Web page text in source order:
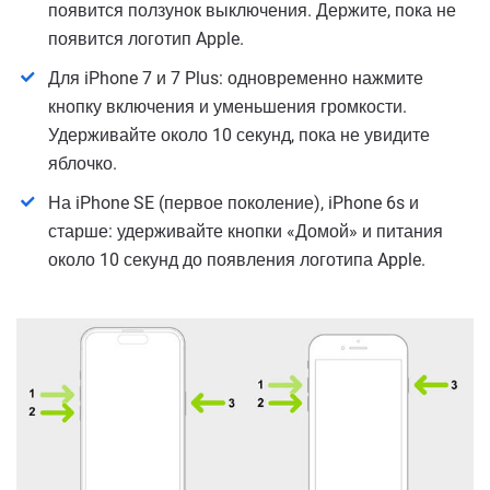
появится ползунок выключения. Держите, пока не
появится логотип Apple.
Для iPhone 7 и 7 Plus: одновременно нажмите
кнопку включения и уменьшения громкости.
Удерживайте около 10 секунд, пока не увидите
яблочко.
На iPhone SE (первое поколение), iPhone 6s и
старше: удерживайте кнопки «Домой» и питания
около 10 секунд до появления логотипа Apple.